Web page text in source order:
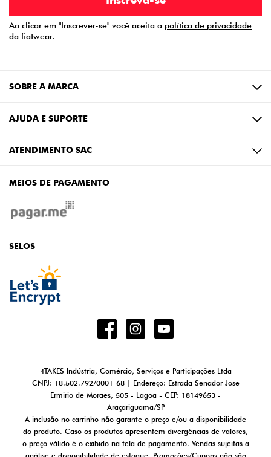
Ao clicar em "Inscrever-se" você aceita a política de privacidade
da fiatwear.
SOBRE A MARCA
AJUDA E SUPORTE
ATENDIMENTO SAC
MEIOS DE PAGAMENTO
SELOS
4TAKES Indústria, Comércio, Serviços e Participações Ltda
CNPJ: 18.502.792/0001-68 | Endereço: Estrada Senador Jose
Ermirio de Moraes, 505 - Lagoa - CEP: 18149653 -
Araçariguama/SP
A inclusão no carrinho não garante o preço e/ou a disponibilidade
do produto. Caso os produtos apresentem divergências de valores,
o preço válido é o exibido na tela de pagamento. Vendas sujeitas a